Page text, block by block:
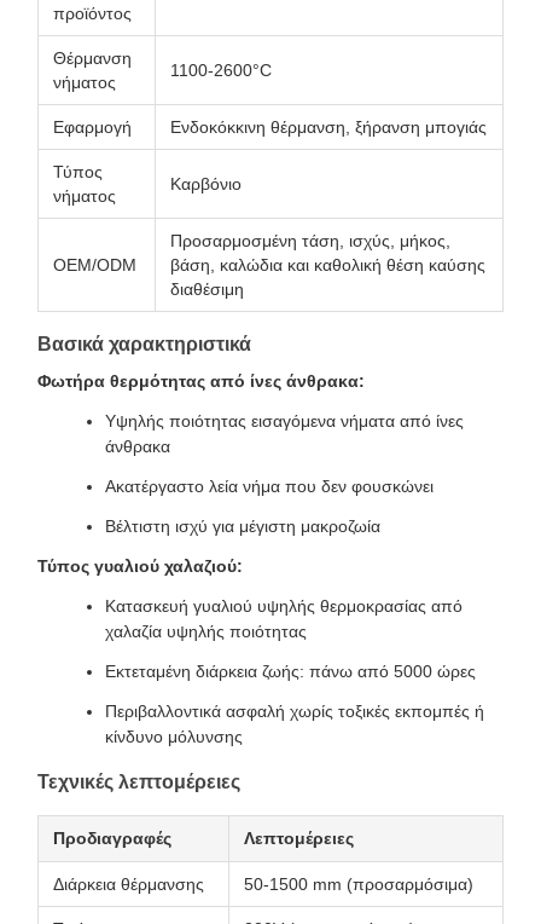
προϊόντος
Θέρμανση
νήματος
1100-2600°C
Εφαρμογή Ενδοκόκκινη θέρμανση, ξήρανση μπογιάς
Τύπος
νήματος
Καρβόνιο
OEM/ODM
Προσαρμοσμένη τάση, ισχύς, μήκος,
βάση, καλώδια και καθολική θέση καύσης
διαθέσιμη
Βασικά χαρακτηριστικά
Φωτήρα θερμότητας από ίνες άνθρακα:
Υψηλής ποιότητας εισαγόμενα νήματα από ίνες
άνθρακα
Ακατέργαστο λεία νήμα που δεν φουσκώνει
Βέλτιστη ισχύ για μέγιστη μακροζωία
Τύπος γυαλιού χαλαζιού:
Κατασκευή γυαλιού υψηλής θερμοκρασίας από
χαλαζία υψηλής ποιότητας
Εκτεταμένη διάρκεια ζωής: πάνω από 5000 ώρες
Περιβαλλοντικά ασφαλή χωρίς τοξικές εκπομπές ή
κίνδυνο μόλυνσης
Τεχνικές λεπτομέρειες
Προδιαγραφές Λεπτομέρειες
Διάρκεια θέρμανσης 50-1500 mm (προσαρμόσιμα)